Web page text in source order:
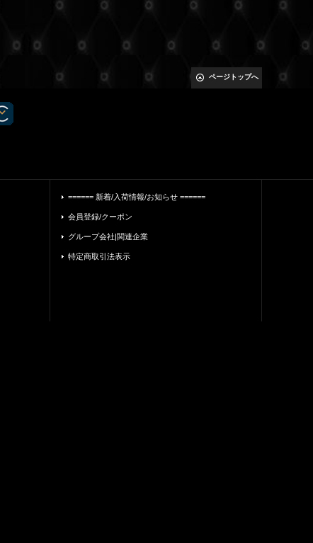
ページトップへ
====== 新着/入荷情報/お知らせ ======
会員登録/クーポン
グループ会社|関連企業
特定商取引法表示